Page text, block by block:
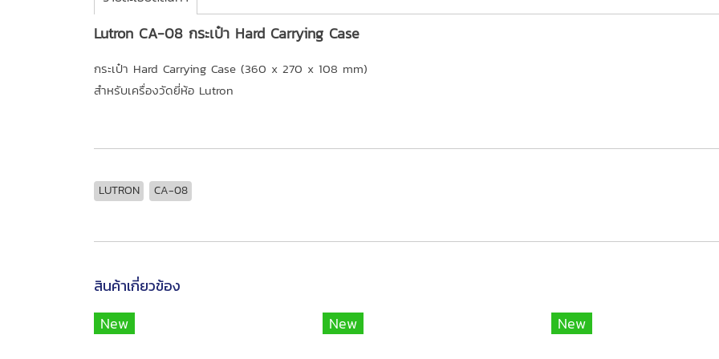
Lutron CA-08 กระเป๋า Hard Carrying Case
กระเป๋า Hard Carrying Case (360 x 270 x 108 mm)
สำหรับเครื่องวัดยี่ห้อ Lutron
LUTRON CA-08
สินค้าเกี่ยวข้อง
New
New New